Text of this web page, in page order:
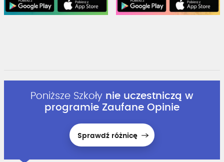
Poniższe Szkoły nie uczestniczą w
programie Zaufane Opinie
Sprawdź różnicę